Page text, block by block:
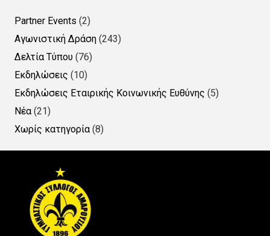
Partner Events (2)
Αγωνιστική Δράση (243)
Δελτία Τύπου (76)
Εκδηλώσεις (10)
Εκδηλώσεις Εταιρικής Κοινωνικής Ευθύνης (5)
Νέα(21)
Χωρίς κατηγορία(8)